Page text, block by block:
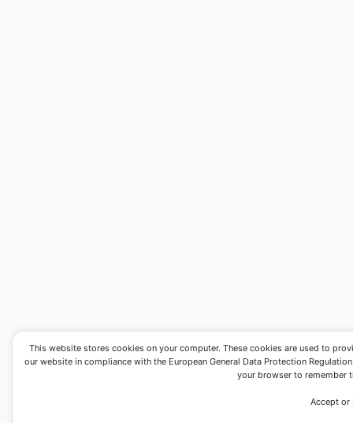
This website stores cookies on your computer. These cookies are used to
our website in compliance with the European General Data Protection
your browser to remember
Accept or